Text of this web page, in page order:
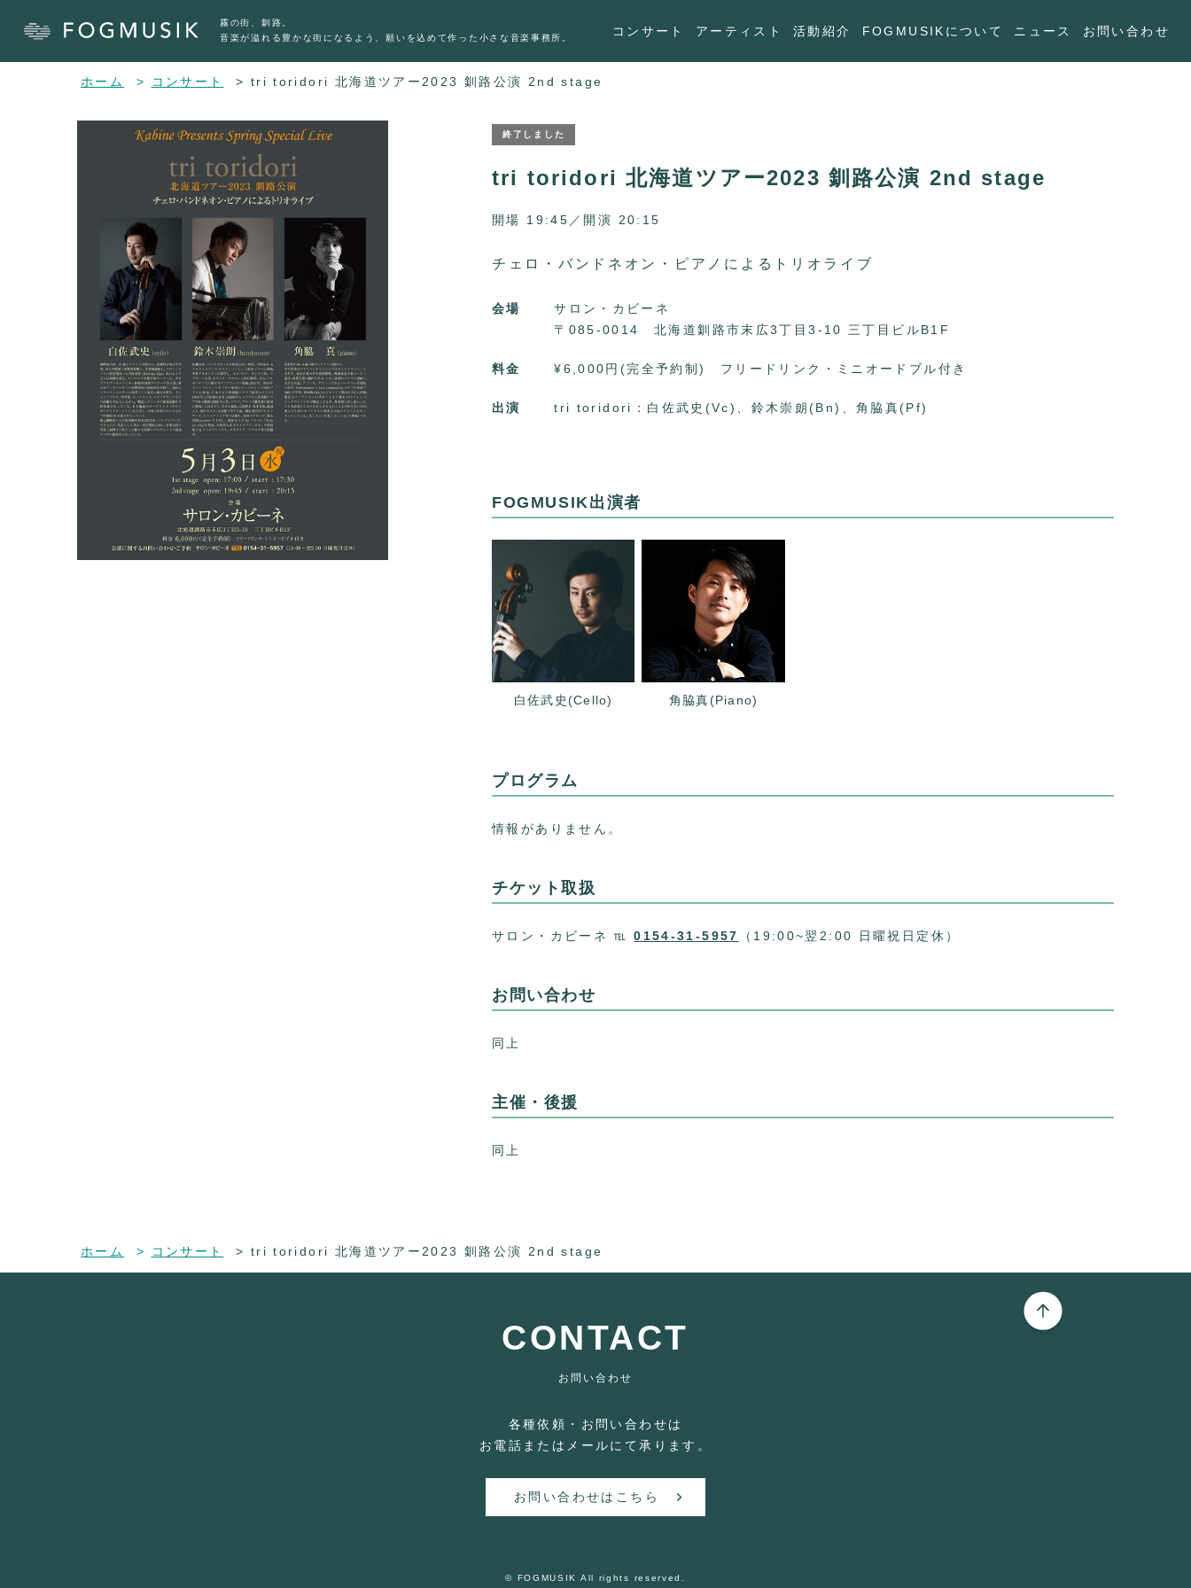
霧の街、釧路。
音楽が溢れる豊かな街になるよう、願いを込めて作った小さな音楽事務所。
コンサート アーティスト 活動紹介 FOGMUSIKについて ニュース お問い合わせ
ホーム コンサート tri toridori 北海道ツアー2023 釧路公演 2nd stage
終了しました
tri toridori 北海道ツアー2023 釧路公演 2nd stage
開場 19:45／開演 20:15
チェロ・バンドネオン・ピアノによるトリオライブ
会場
サロン・カビーネ
〒085-0014 北海道釧路市末広3丁目3-10 三丁目ビルB1F
料金 ¥6,000円(完全予約制) フリードリンク・ミニオードブル付き
出演 tri toridori：白佐武史(Vc)、鈴木崇朗(Bn)、角脇真(Pf)
FOGMUSIK出演者
白佐武史(Cello) 角脇真(Piano)
プログラム
情報がありません。
チケット取扱
サロン・カビーネ ℡0154-31-5957 （19:00~翌2:00 日曜祝日定休）
お問い合わせ
同上
主催・後援
同上
ホーム コンサート tri toridori 北海道ツアー2023 釧路公演 2nd stage
CONTACT
お問い合わせ
各種依頼・お問い合わせは
お電話またはメールにて承ります。
お問い合わせはこちら
© FOGMUSIK All rights reserved.